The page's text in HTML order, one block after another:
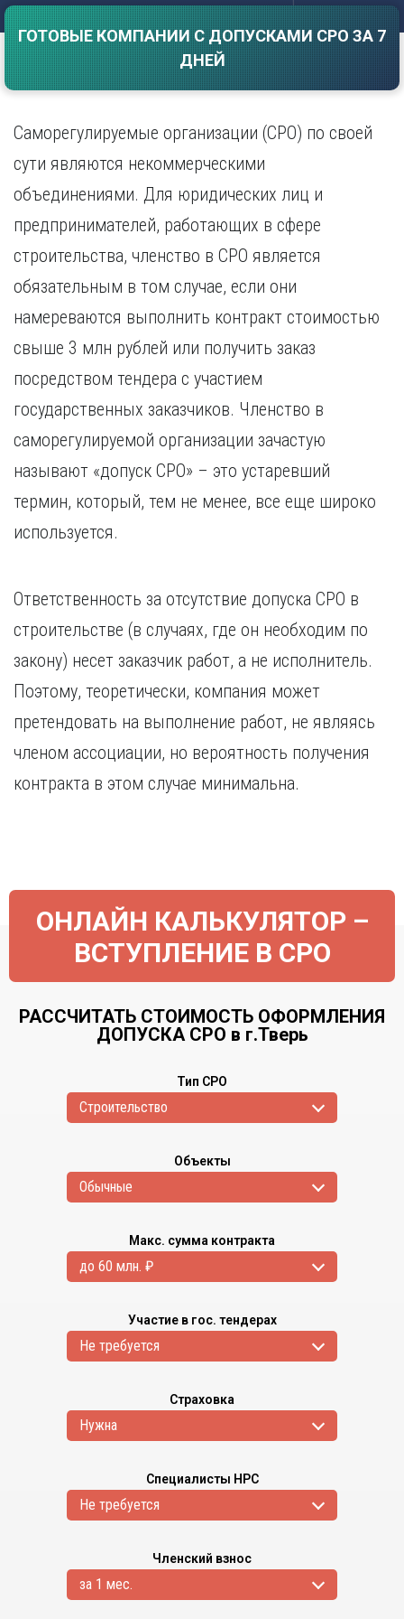
Волгоград
Воронеж
Е
И
Иваново
Иркутск
К
Казань
Калининград
Кемерово
Киров
Красноярск
Курган
Курск
Л
Липецк
М
Мурманск
Н
Набережные Челны
Нижний Новгород
Нижний Тагил
Новокузнецк
Севастополь
Ставрополь
Т
Тверь
Тольятти
Томск
Тюмень
У
Улан-Удэ
Ульяновск
Хабаровск
Чебоксары
Я
Ярославль
ГОТОВЫЕ КОМПАНИИ С ДОПУСКАМИ СРО ЗА 7
ДНЕЙ
Саморегулируемые организации (СРО) по своей
сути являются некоммерческими
объединениями. Для юридических лиц и
предпринимателей, работающих в сфере
строительства, членство в СРО является
обязательным в том случае, если они
намереваются выполнить контракт стоимостью
свыше 3 млн рублей или получить заказ
посредством тендера с участием
государственных заказчиков. Членство в
саморегулируемой организации зачастую
называют «допуск СРО» – это устаревший
термин, который, тем не менее, все еще широко
используется.
Ответственность за отсутствие допуска СРО в
строительстве (в случаях, где он необходим по
закону) несет заказчик работ, а не исполнитель.
Поэтому, теоретически, компания может
претендовать на выполнение работ, не являясь
членом ассоциации, но вероятность получения
контракта в этом случае минимальна.
ОНЛАЙН КАЛЬКУЛЯТОР –
ВСТУПЛЕНИЕ В СРО
РАССЧИТАТЬ СТОИМОСТЬ ОФОРМЛЕНИЯ
ДОПУСКА СРО в г.Тверь
Тип СРО
Cтроительство
Объекты
Обычные
Макс. сумма контракта
до 60 млн. ₽
Участие в гос. тендерах
Не требуется
Страховка
Нужна
Специалисты НРС
Не требуется
Членский взнос
за 1 мес.